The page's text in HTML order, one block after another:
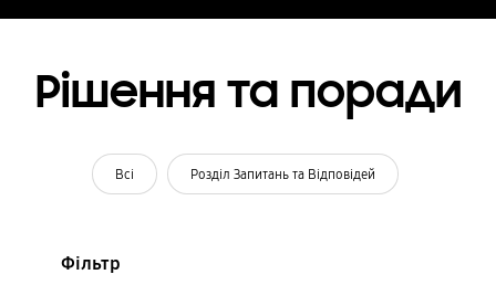
Рішення та поради
Всі Розділ Запитань та Відповідей
Фільтр